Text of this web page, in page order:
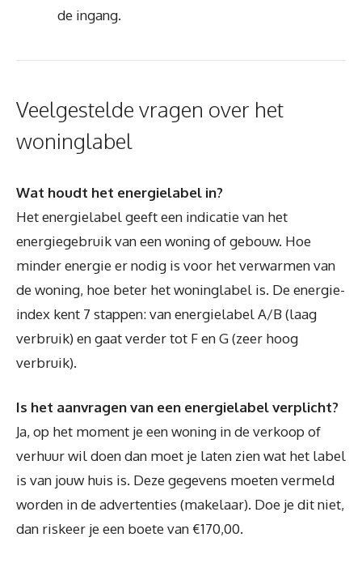
de ingang.
Veelgestelde vragen over het
woninglabel
Wat houdt het energielabel in?
Het energielabel geeft een indicatie van het
energiegebruik van een woning of gebouw. Hoe
minder energie er nodig is voor het verwarmen van
de woning, hoe beter het woninglabel is. De energie-
index kent 7 stappen: van energielabel A/B (laag
verbruik) en gaat verder tot F en G (zeer hoog
verbruik).
Is het aanvragen van een energielabel verplicht?
Ja, op het moment je een woning in de verkoop of
verhuur wil doen dan moet je laten zien wat het label
is van jouw huis is. Deze gegevens moeten vermeld
worden in de advertenties (makelaar). Doe je dit niet,
dan riskeer je een boete van €170,00.